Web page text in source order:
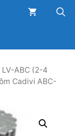
ABC (2-4
Cadivi ABC-